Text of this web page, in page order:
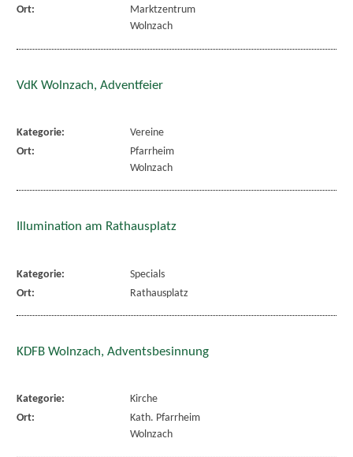
Ort:
Marktzentrum
Wolnzach
VdK Wolnzach, Adventfeier
Kategorie:
Vereine
Ort:
Pfarrheim
Wolnzach
Illumination am Rathausplatz
Kategorie:
Specials
Ort:
Rathausplatz
KDFB Wolnzach, Adventsbesinnung
Kategorie:
Kirche
Ort:
Kath. Pfarrheim
Wolnzach